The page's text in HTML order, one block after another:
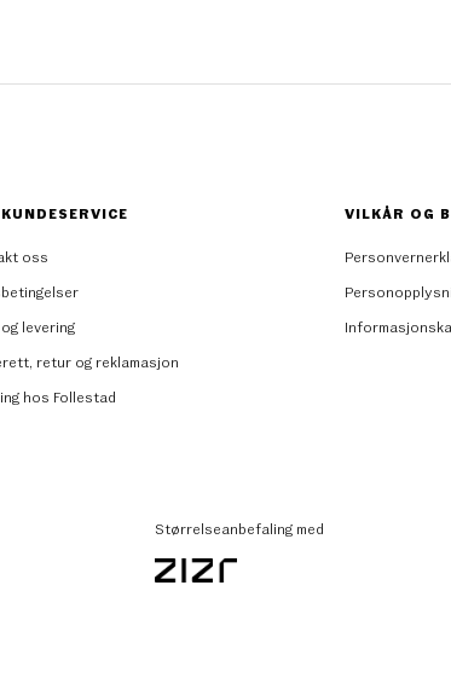
oss
levering
retur og reklamasjon
hos Follestad
VILKÅR OG
Størrelseanbefaling med